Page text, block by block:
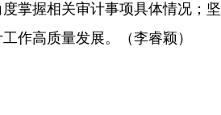
掌握相关审计事项具体情况；坚
作高质量发展。（李睿颖）